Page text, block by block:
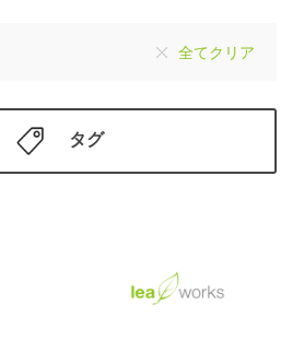
全てクリア
タグ